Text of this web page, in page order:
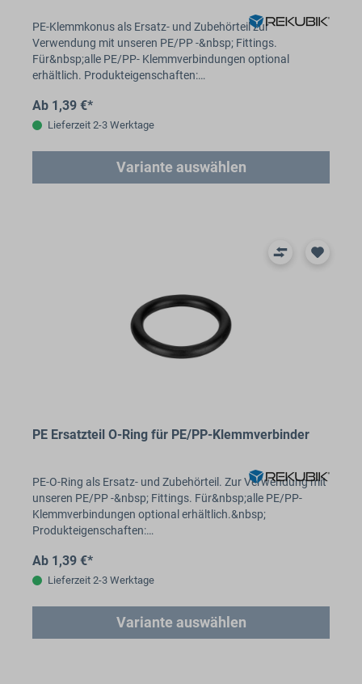
PE-Klemmkonus als Ersatz- und Zubehörteil zur
Verwendung mit unseren PE/PP -&nbsp; Fittings.
Für&nbsp;alle PE/PP- Klemmverbindungen optional
erhältlich. Produkteigenschaften:…
Ab 1,39 €*
Lieferzeit 2-3 Werktage
Variante auswählen
PE Ersatzteil O-Ring für PE/PP-Klemmverbinder
PE-O-Ring als Ersatz- und Zubehörteil. Zur Verwendung mit
unseren PE/PP -&nbsp; Fittings. Für&nbsp;alle PE/PP-
Klemmverbindungen optional erhältlich.&nbsp;
Produkteigenschaften:…
Ab 1,39 €*
Lieferzeit 2-3 Werktage
Variante auswählen